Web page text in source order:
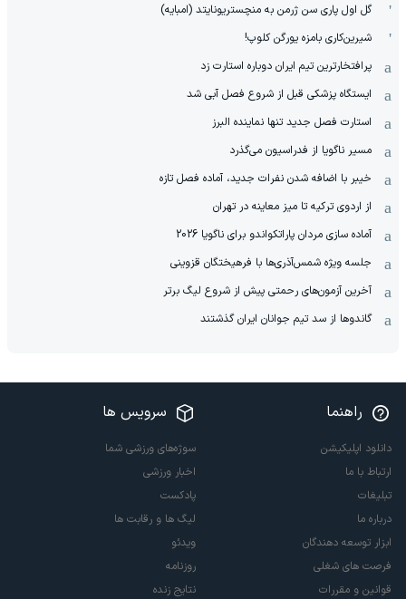
گل اول پاری سن ژرمن به منچستریونایتد (امبایه)
شیرین‌کاری بامزه یورگن کلوپ!
پرافتخارترین تیم ایران دوباره استارت زد
ایستگاه پزشکی قبل از شروع فصل آبی شد
استارت فصل جدید تنها نماینده البرز
مسیر ناگویا از فدراسیون می‌گذرد
خیبر با اضافه شدن نفرات جدید، آماده فصل تازه
از اردوی ترکیه تا میز معاینه در تهران
آماده سازی مردان پاراتکواندو برای ناگویا 2026
جلسه ویژه شمس‌آذر‌ی‌ها با فرهیختگان قزوینی
آخرین آزمون‌های رحمتی پیش از شروع لیگ برتر
گاندوها از سد تیم جوانان ایران گذشتند
راهنما
دانلود اپلیکیشن
ارتباط با ما
تبلیغات
درباره ما
ابزار توسعه دهندگان
فرصت های شغلی
قوانین و مقررات
سرویس ها
سوژه‌های ورزشی شما
اخبار ورزشی
پادکست
لیگ ها و رقابت ها
ویدئو
روزنامه
نتایج زنده